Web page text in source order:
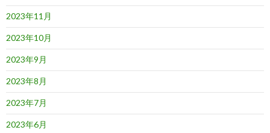
2023年11月
2023年10月
2023年9月
2023年8月
2023年7月
2023年6月